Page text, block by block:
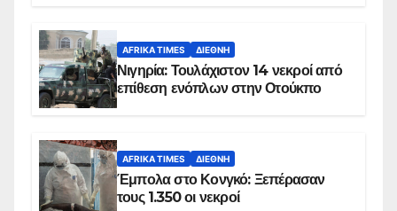
AFRIKA TIMES ΔΙΕΘΝΉ
Νιγηρία: Τουλάχιστον 14 νεκροί από
επίθεση ενόπλων στην Οτούκπο
AFRIKA TIMES ΔΙΕΘΝΉ
Έμπολα στο Κονγκό: Ξεπέρασαν
τους 1.350 οι νεκροί